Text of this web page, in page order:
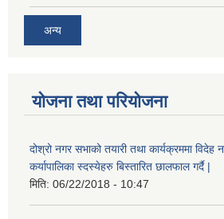
अन्य
योजना तथा परियोजना
दोश्रो नगर सभाको तयारी तथा कार्यक्रममा विदेह
कर्यापालिका स्दस्येहरु बिस्तारित छालफाल गर्दै |
मिति: 06/22/2018 - 10:47